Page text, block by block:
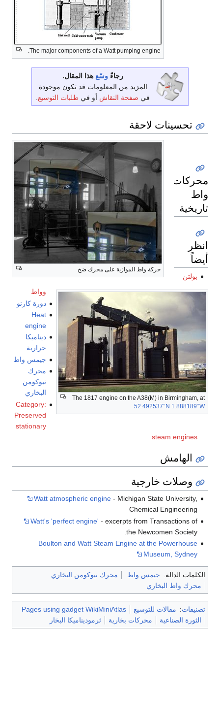
The major components of a Watt pumping engine.
رجاءً وسّع هذا المقال.
المزيد من المعلومات قد تكون موجودة
في صفحة النقاش أو في طلبات التوسيع
تحسينات لاحقة
حركة واط الموازية على محرك ضخ
محركات
واط
تاريخية
The 1817 engine on the A38(M) in Birmingham, at
52.492537°N 1.888189°W
انظر
أيضاً
بولتن
وواط
دورة كارنو
Heat
engine
ديناميكا
حرارية
جيمس واط
محرك
نيوكومن
البخاري
Category:
Preserved
stationary
steam engines
الهامش
وصلات خارجية
Watt atmospheric engine- Michigan State University,
Chemical Engineering
Watt's 'perfect engine' - excerpts from Transactions of
the Newcomen Society.
Boulton and Watt Steam Engine at the Powerhouse
Museum, Sydney
الكلمات الدالة: جيمس واط
محرك نيوكومن البخاري
محرك واط البخاري
تصنيفات: مقالات للتوسيع
Pages using gadget WikiMiniAtlas
الثورة الصناعية
محركات بخارية ثرموديناميكا البخار